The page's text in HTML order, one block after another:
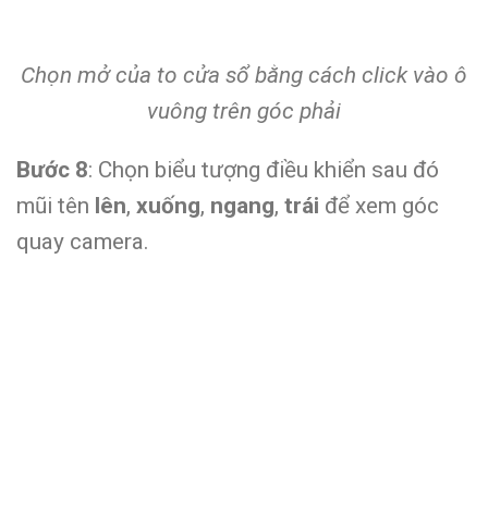
Chọn mở của to cửa sổ bằng cách click vào ô
vuông trên góc phải
Bước 8: Chọn biểu tượng điều khiển sau đó
mũi tên lên, xuống, ngang, trái để xem góc
quay camera.